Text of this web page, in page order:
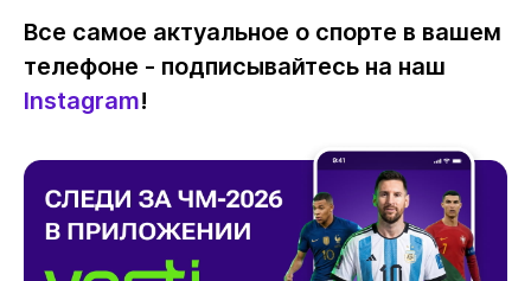
Все самое актуальное о спорте в вашем
телефоне - подписывайтесь на наш
Instagram!